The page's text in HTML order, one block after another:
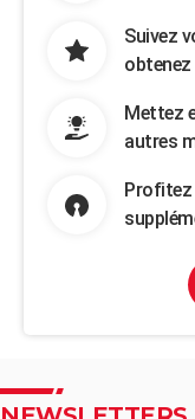
Suivez
obtenez
Mettez
autres
Profitez